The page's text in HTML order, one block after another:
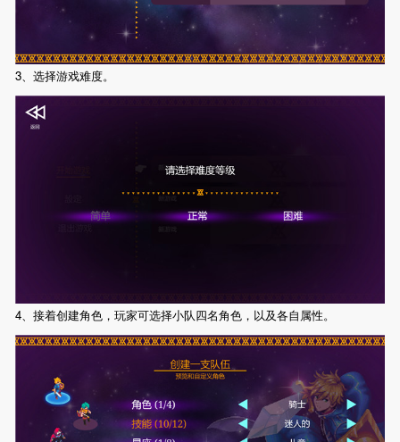
3、选择游戏难度。
4、接着创建角色，玩家可选择小队四名角色，以及各自属性。